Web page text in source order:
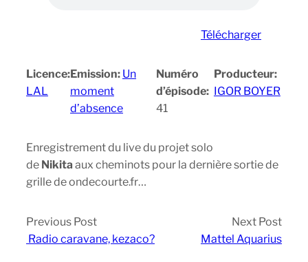
Télécharger
Licence:
LAL
Emission: Un
moment
d’absence
Numéro
d’épisode:
41
Producteur:
IGOR BOYER
Enregistrement du live du projet solo
de Nikita aux cheminots pour la dernière sortie de
grille de ondecourte.fr…
Previous Post
Radio caravane, kezaco?
Next Post
Mattel Aquarius